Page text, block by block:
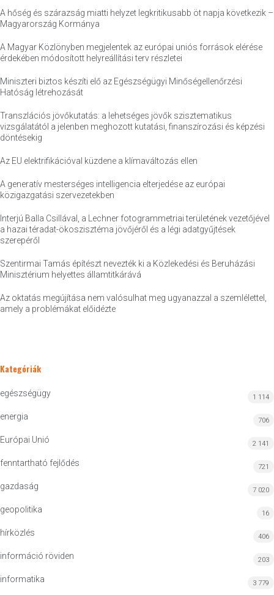
A hőség és szárazság miatti helyzet legkritikusabb öt napja következik –
Magyarország Kormánya
A Magyar Közlönyben megjelentek az európai uniós források elérése
érdekében módosított helyreállítási terv részletei
Miniszteri biztos készíti elő az Egészségügyi Minőségellenőrzési
Hatóság létrehozását
Transzlációs jövőkutatás: a lehetséges jövők szisztematikus
vizsgálatától a jelenben meghozott kutatási, finanszírozási és képzési
döntésekig
Az EU elektrifikációval küzdene a klímaváltozás ellen
A generatív mesterséges intelligencia elterjedése az európai
közigazgatási szervezetekben
Interjú Balla Csillával, a Lechner fotogrammetriai területének vezetőjével
a hazai téradat-ökoszisztéma jövőjéről és a légi adatgyűjtések
szerepéről
Szentirmai Tamás építészt nevezték ki a Közlekedési és Beruházási
Minisztérium helyettes államtitkárává
Az oktatás megújítása nem valósulhat meg ugyanazzal a szemlélettel,
amely a problémákat előidézte
Kategóriák
egészségügy 1 114
energia 706
Európai Unió 2 141
fenntartható fejlődés 721
gazdaság 7 020
geopolitika 16
hírközlés 406
információ röviden 203
informatika 3 779